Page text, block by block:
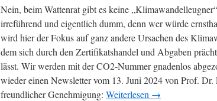
Nein, beim Wattenrat gibt es keine
irreführend und eigentlich dumm, denn wer würde
wird hier der Fokus auf ganz andere Ursachen des
dem sich durch den Zertifikatshandel und Abgaben
lässt. Wir werden mit der CO2-Nummer gnadenlos
wieder einen Newsletter vom 13. Juni 2024 von Prof.
freundlicher Genehmigung: Weiterlesen →